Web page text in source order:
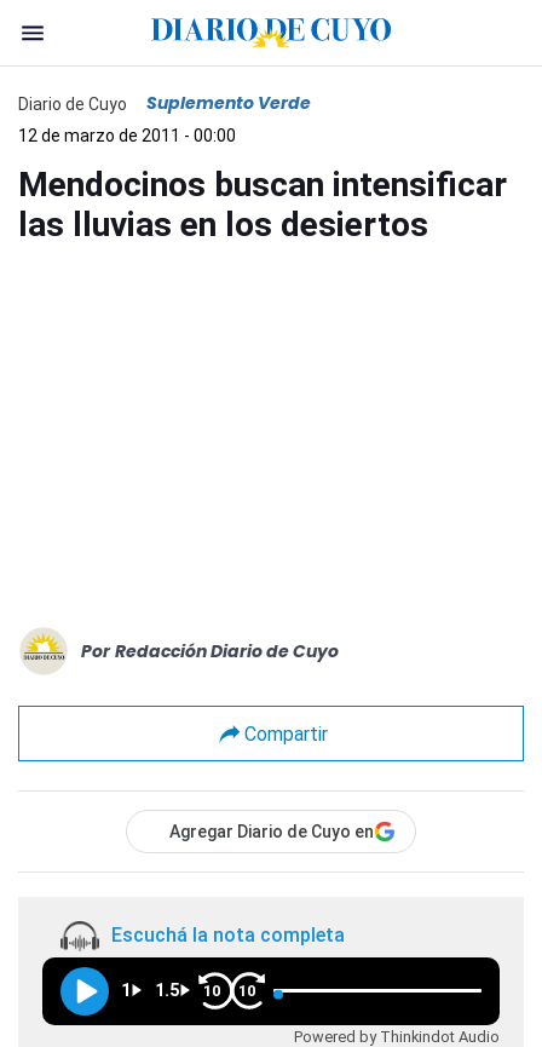
Diario de Cuyo Suplemento Verde
12 de marzo de 2011 - 00:00
Mendocinos buscan intensificar
las lluvias en los desiertos
Por Redacción Diario de Cuyo
Compartir
Agregar Diario de Cuyo en
Escuchá la nota completa
1 1.5 10 10
Powered by Thinkindot Audio